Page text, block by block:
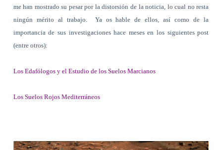
me han mostrado su pesar por la distorsión de la noticia, lo cual no resta
ningún mérito al trabajo.
Ya os hable de ellos, así como de la
importancia de sus investigaciones hace meses en los siguientes post
(entre otros):
Los Edafólogos y el Estudio de los Suelos Marcianos
Los Suelos Rojos Mediterráneos